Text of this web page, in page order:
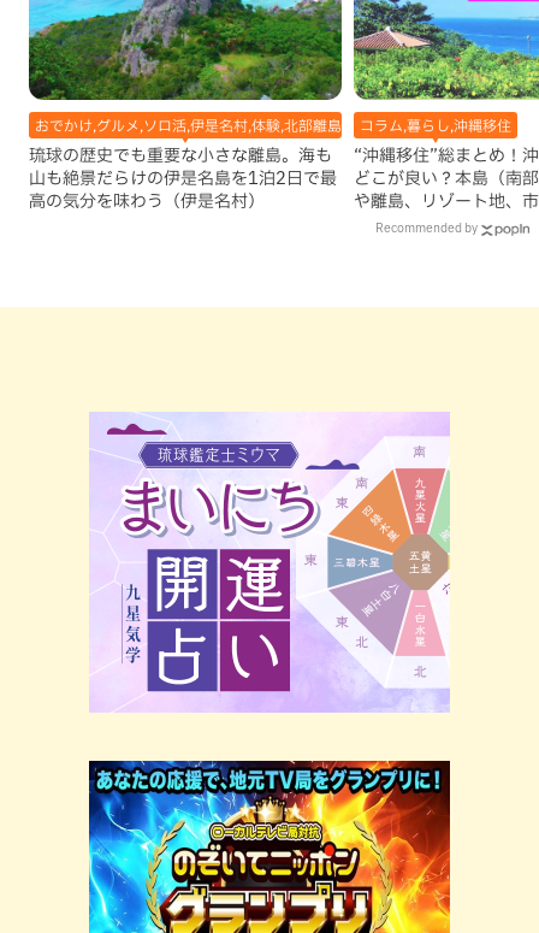
おでかけ,グルメ,ソロ活,伊是名村,体験,北部離島,地域
琉球の歴史でも重要な小さな離島。海も
山も絶景だらけの伊是名島を1泊2日で最
高の気分を味わう（伊是名村）
コラム,暮らし,沖縄移住
“沖縄移住”総まとめ！
どこが良い？本島（南
や離島、リゾート地、
移住体験記
Recommended by